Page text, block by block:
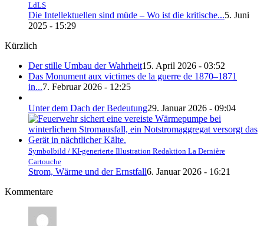
LdLS
Die Intellektuellen sind müde – Wo ist die kritische...5. Juni
2025 - 15:29
Kürzlich
Der stille Umbau der Wahrheit15. April 2026 - 03:52
Das Monument aux victimes de la guerre de 1870–1871
in...7. Februar 2026 - 12:25
Unter dem Dach der Bedeutung29. Januar 2026 - 09:04
Symbolbild / KI-generierte Illustration Redaktion La Dernière
Cartouche
Strom, Wärme und der Ernstfall6. Januar 2026 - 16:21
Kommentare